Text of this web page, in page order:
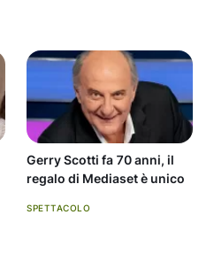
Gerry Scotti fa 70 anni, il
regalo di Mediaset è unico
SPETTACOLO